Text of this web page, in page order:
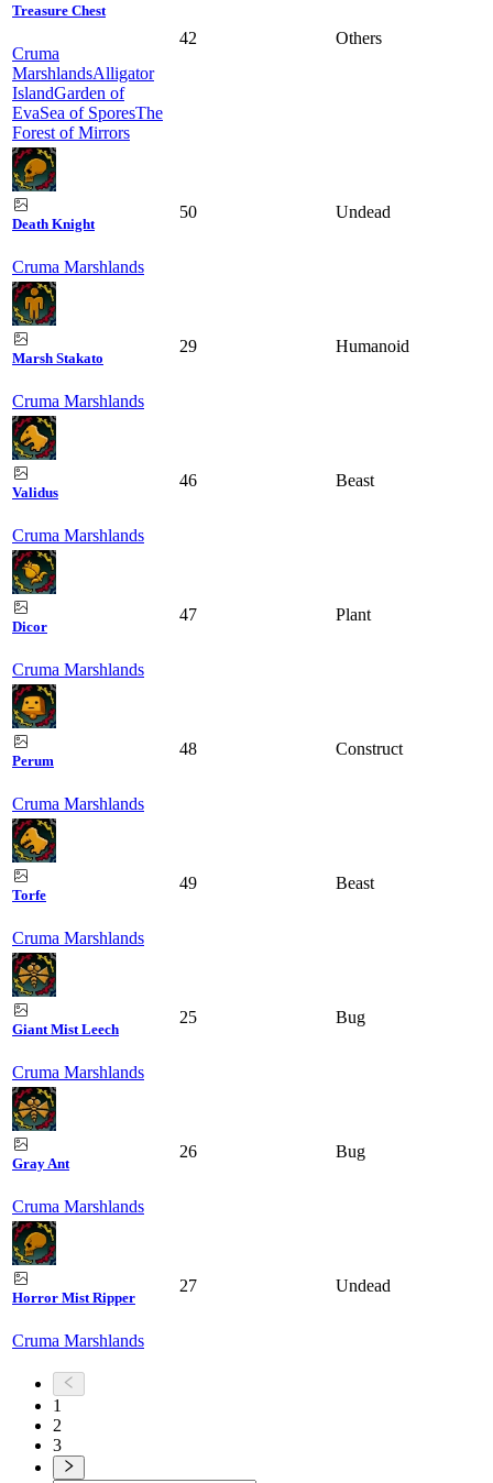
Treasure Chest
Cruma
MarshlandsAlligator
IslandGarden of
EvaSea of SporesThe
Forest of Mirrors
42 Others
Death Knight
Cruma Marshlands
50 Undead
Marsh Stakato
Cruma Marshlands
29 Humanoid
Validus
Cruma Marshlands
46 Beast
Dicor
Cruma Marshlands
47 Plant
Perum
Cruma Marshlands
48 Construct
Torfe
Cruma Marshlands
49 Beast
Giant Mist Leech
Cruma Marshlands
25 Bug
Gray Ant
Cruma Marshlands
26 Bug
Horror Mist Ripper
Cruma Marshlands
27 Undead
1
2
3